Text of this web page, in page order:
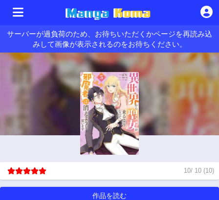
サーバーが過負荷のため、お待ちいただくかページを再読み込
みして画像が表示されるのをお待ちください。
10/ 10 (10)
作品を読む